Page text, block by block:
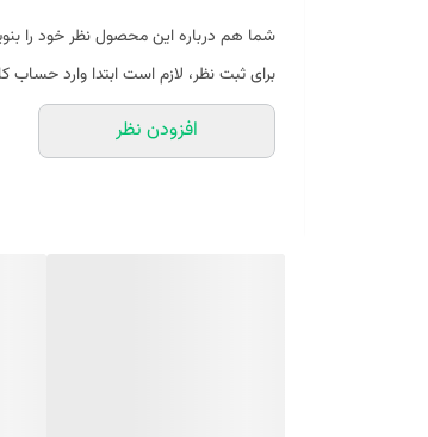
شما هم درباره این محصول نظر خود را
برای ثبت نظر، لازم است ابتدا وارد حساب
افزودن نظر